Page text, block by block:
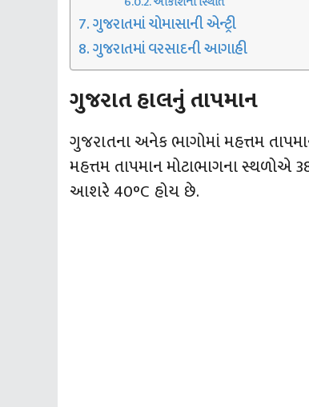
ગુજરાતમાં ચોમાસાની એન્‍ટ્રી
ગુજરાતમાં વરસાદની આગાહી
ગુજરાત હાલનું તાપમાન
ગુજરાતના અનેક ભાગોમાં મહત્તમ
મહત્તમ તાપમાન મોટાભાગના સ્થળોએ
આશરે 40°C હોય છે.